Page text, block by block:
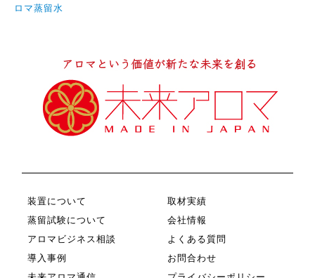
ロマ蒸留水
装置について
蒸留試験について
アロマビジネス相談
導入事例
取材実績
会社情報
よくある質問
お問合わせ